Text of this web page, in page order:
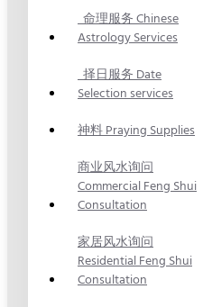
命理服务 Chinese
Astrology Services
择日服务 Date
Selection services
神料 Praying Supplies
商业风水询问
Commercial Feng Shui
Consultation
家居风水询问
Residential Feng Shui
Consultation